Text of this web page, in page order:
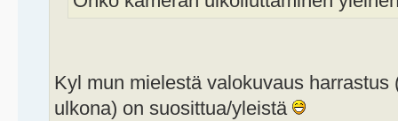
Kyl mun mielestä valokuvaus
ulkona) on suosittua/yleistä